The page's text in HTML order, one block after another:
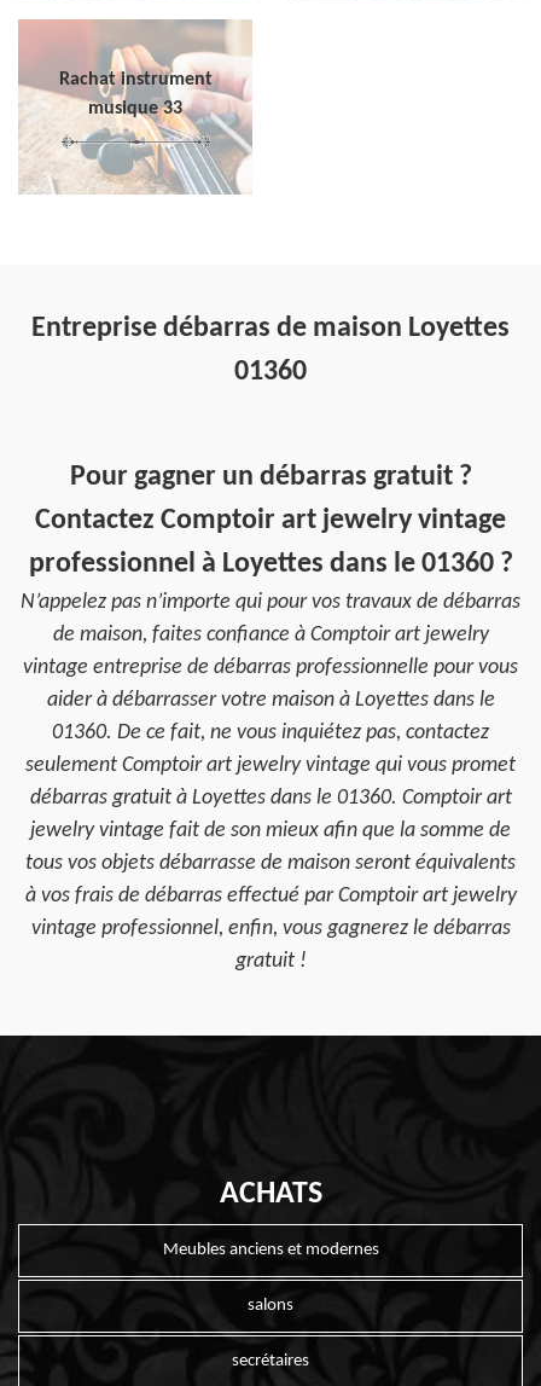
Rachat instrument
musique 33
Entreprise débarras de maison Loyettes
01360
Pour gagner un débarras gratuit ?
Contactez Comptoir art jewelry vintage
professionnel à Loyettes dans le 01360 ?
N’appelez pas n’importe qui pour vos travaux de débarras
de maison, faites confiance à Comptoir art jewelry
vintage entreprise de débarras professionnelle pour vous
aider à débarrasser votre maison à Loyettes dans le
01360. De ce fait, ne vous inquiétez pas, contactez
seulement Comptoir art jewelry vintage qui vous promet
débarras gratuit à Loyettes dans le 01360. Comptoir art
jewelry vintage fait de son mieux afin que la somme de
tous vos objets débarrasse de maison seront équivalents
à vos frais de débarras effectué par Comptoir art jewelry
vintage professionnel, enfin, vous gagnerez le débarras
gratuit !
ACHATS
Meubles anciens et modernes
salons
secrétaires